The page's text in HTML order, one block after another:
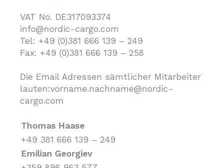
VAT No. DE317093374
info@nordic-cargo.com
Tel: +49 (0)381 666 139 – 249
Fax: +49 (0)381 666 139 – 258
Die Email Adressen sämtlicher Mitarbeiter
lauten:vorname.nachname@nordic-
cargo.com
Thomas Haase
+49 381 666 139 – 249
Emilian Georgiev